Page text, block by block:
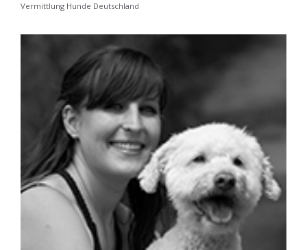
Vermittlung Hunde Deutschland